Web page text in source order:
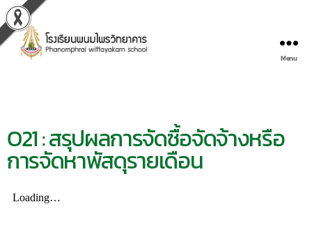
Menu
O21 : สรุปผลการจัดซื้อจัดจ้างหรือ
การจัดหาพัสดุรายเดือน